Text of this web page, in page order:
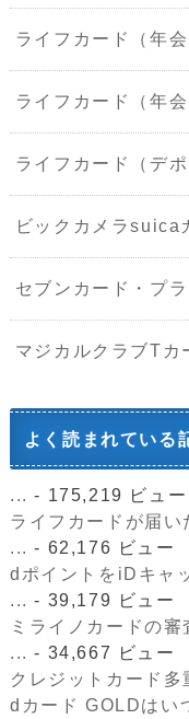
ライフカード（年会
ライフカード（年会
ライフカード（デポ
ビックカメラsuica
セブンカード・プラ
マジカルクラブTカ
よく読まれている
... - 175,219 ビュー
ライフカードが届い
... - 62,176 ビュー
dポイントをiDキャ
... - 39,179 ビュー
ミライノカードの審
... - 34,667 ビュー
クレジットカード多
dカード GOLDはい